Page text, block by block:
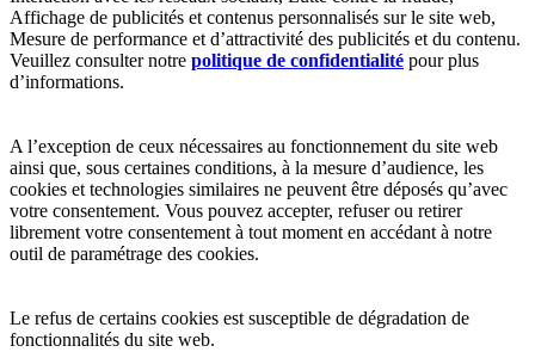
Affichage de publicités et contenus personnalisés sur le site web,
Mesure de performance et d’attractivité des publicités et du contenu.
Veuillez consulter notre politique de confidentialité pour plus
d’informations.
A l’exception de ceux nécessaires au fonctionnement du site web
ainsi que, sous certaines conditions, à la mesure d’audience, les
cookies et technologies similaires ne peuvent être déposés qu’avec
votre consentement. Vous pouvez accepter, refuser ou retirer
librement votre consentement à tout moment en accédant à notre
outil de paramétrage des cookies.
Le refus de certains cookies est susceptible de dégradation de
fonctionnalités du site web.